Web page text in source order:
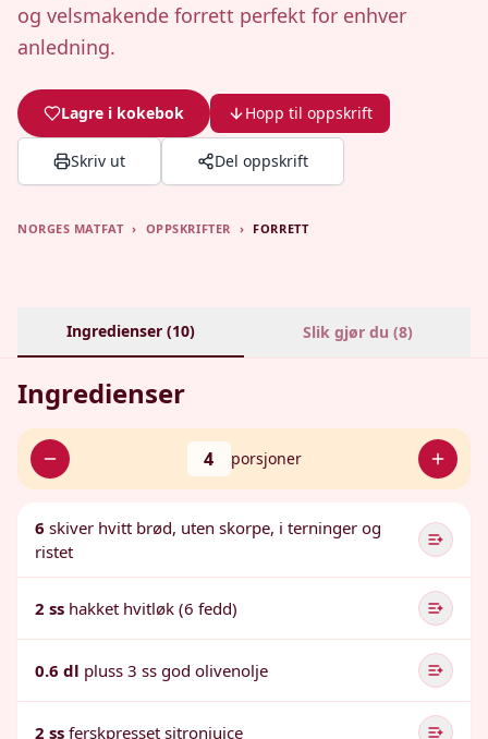
og velsmakende forrett perfekt for enhver
anledning.
Lagre i kokebok Hopp til oppskrift
Skriv ut Del oppskrift
NORGES MATFAT › OPPSKRIFTER › FORRETT
Ingredienser (10) Slik gjør du (8)
Ingredienser
4 porsjoner
6 skiver hvitt brød, uten skorpe, i terninger og
ristet
2 ss hakket hvitløk (6 fedd)
0.6 dl pluss 3 ss god olivenolje
2 ss ferskpresset sitronjuice